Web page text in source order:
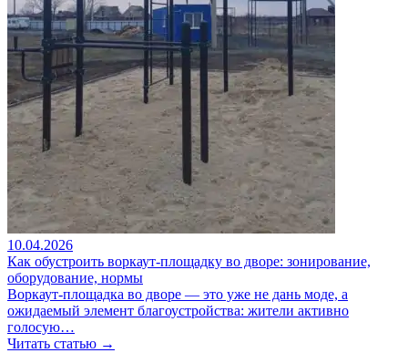
10.04.2026
Как обустроить воркаут-площадку во дворе: зонирование,
оборудование, нормы
Воркаут-площадка во дворе — это уже не дань моде, а
ожидаемый элемент благоустройства: жители активно
голосую…
Читать статью →